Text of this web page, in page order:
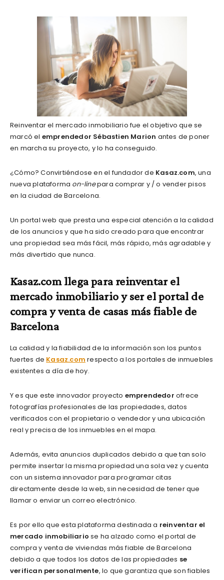
Reinventar el mercado inmobiliario fue el objetivo que se
marcó el emprendedor Sébastien Marion antes de poner
en marcha su proyecto, y lo ha conseguido.
¿Cómo? Convirtiéndose en el fundador de Kasaz.com, una
nueva plataforma on-linepara comprar y / o vender pisos
en la ciudad de Barcelona.
Un portal web que presta una especial atención a la calidad
de los anuncios y que ha sido creado para que encontrar
una propiedad sea más fácil, más rápido, más agradable y
más divertido que nunca.
Kasaz.com llega para reinventar el
mercado inmobiliario y ser el portal de
compra y venta de casas más fiable de
Barcelona
La calidad y la fiabilidad de la información son los puntos
fuertes de Kasaz.com respecto a los portales de inmuebles
existentes a día de hoy.
Y es que este innovador proyecto emprendedor ofrece
fotografías profesionales de las propiedades, datos
verificados con el propietario o vendedor y una ubicación
real y precisa de los inmuebles en el mapa.
Además, evita anuncios duplicados debido a que tan solo
permite insertar la misma propiedad una sola vez y cuenta
con un sistema innovador para programar citas
directamente desde la web, sin necesidad de tener que
llamar o enviar un correo electrónico.
Es por ello que esta plataforma destinada a reinventar el
mercado inmobiliario se ha alzado como el portal de
compra y venta de viviendas más fiable de Barcelona
debido a que todos los datos de las propiedades se
verifican personalmente, lo que garantiza que son fiables